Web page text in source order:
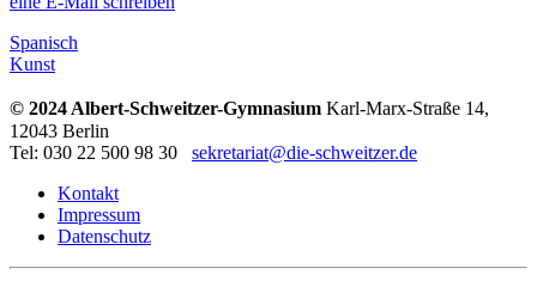
Spanisch
Kunst
© 2024 Albert-Schweitzer-Gymnasium Karl-Marx-Straße 14,
12043 Berlin
Tel: 030 22 500 98 30 sekretariat@die-schweitzer.de
Kontakt
Impressum
Datenschutz